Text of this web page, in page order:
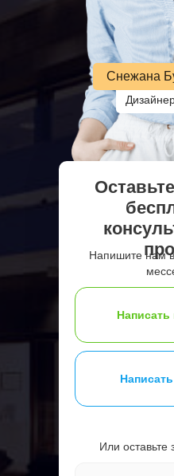
Напишите нам
Снежана
Или оставьте
Написать